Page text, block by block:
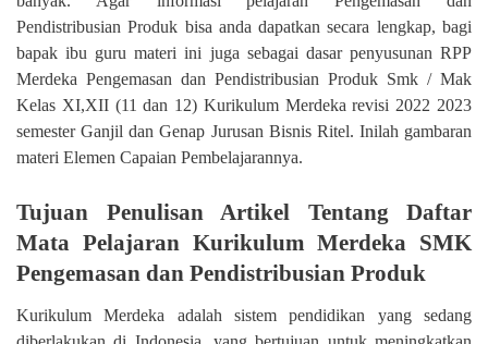
Pendistribusian Produk bisa anda dapatkan secara lengkap, bagi
bapak ibu guru materi ini juga sebagai dasar penyusunan RPP
Merdeka Pengemasan dan Pendistribusian Produk Smk / Mak
Kelas XI,XII (11 dan 12) Kurikulum Merdeka revisi 2022 2023
semester Ganjil dan Genap Jurusan Bisnis Ritel. Inilah gambaran
materi Elemen Capaian Pembelajarannya.
Tujuan Penulisan Artikel Tentang Daftar
Mata Pelajaran Kurikulum Merdeka SMK
Pengemasan dan Pendistribusian Produk
Kurikulum Merdeka adalah sistem pendidikan yang sedang